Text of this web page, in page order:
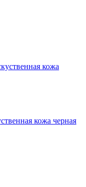
кожа черная